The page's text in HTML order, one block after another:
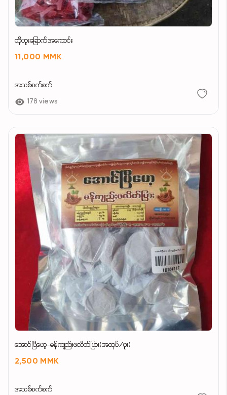
တိုဟူးခြောက်အကောင်း
11,000 MMK
အသစ်စက်စက်
178 views
အောင်ပြီဟေ့-မန်ကျည်းဖလိတ်ပြား(အထုပ်/ဗူး)
2,500 MMK
အသစ်စက်စက်